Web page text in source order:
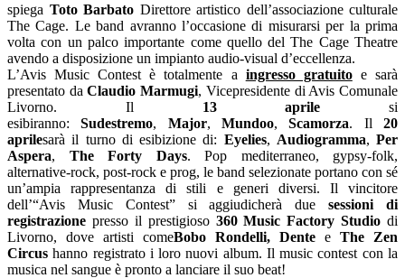
spiega Toto Barbato Direttore artistico dell’associazione culturale
The Cage. Le band avranno l’occasione di misurarsi per la prima
volta con un palco importante come quello del The Cage Theatre
avendo a disposizione un impianto audio-visual d’eccellenza.
L’Avis Music Contest è totalmente a ingresso gratuitoe sarà
presentato daClaudio Marmugi, Vicepresidente di Avis Comunale
Livorno. Il 13 aprile si
esibiranno:Sudestremo, Major,Mundoo,Scamorza. Il20
aprilesarà il turno di esibizione di: Eyelies, Audiogramma, Per
Aspera, The Forty Days. Pop mediterraneo, gypsy-folk,
alternative-rock, post-rock e prog, le band selezionate portano con sé
un’ampia rappresentanza di stili e generi diversi. Il vincitore
dell’“Avis Music Contest” si aggiudicherà duesessioni di
registrazione presso il prestigioso 360 Music Factory Studio di
Livorno, dove artisti comeBobo Rondelli, Dente e The Zen
Circus hanno registrato i loro nuovi album. Il music contest con la
musica nel sangue è pronto a lanciare il suo beat!